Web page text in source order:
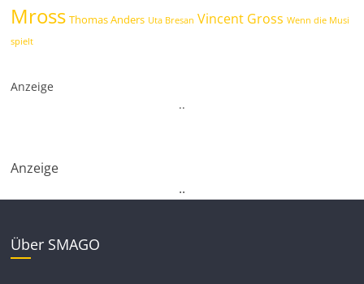
Mross Thomas Anders Uta Bresan Vincent Gross Wenn die Musi
spielt
Anzeige
..
Anzeige
..
Über SMAGO